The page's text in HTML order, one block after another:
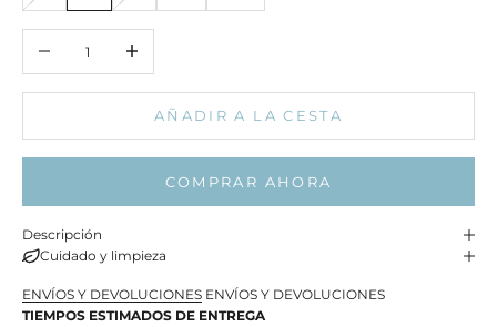
AÑADIR A LA CESTA
COMPRAR AHORA
Descripción
Cuidado y limpieza
ENVÍOS Y DEVOLUCIONES ENVÍOS Y DEVOLUCIONES
TIEMPOS ESTIMADOS DE ENTREGA